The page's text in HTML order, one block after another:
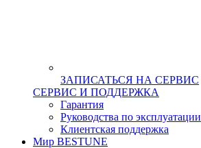
ЗАПИСАТЬСЯ НА СЕРВИС
СЕРВИС И ПОДДЕРЖКА
Гарантия
Руководства по эксплуатации
Клиентская поддержка
Мир BESTUNE